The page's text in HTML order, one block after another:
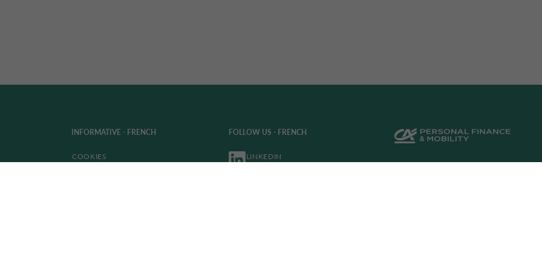
INFORMATIVE - FRENCH
COOKIES
FOLLOW US - FRENCH
LINKEDIN